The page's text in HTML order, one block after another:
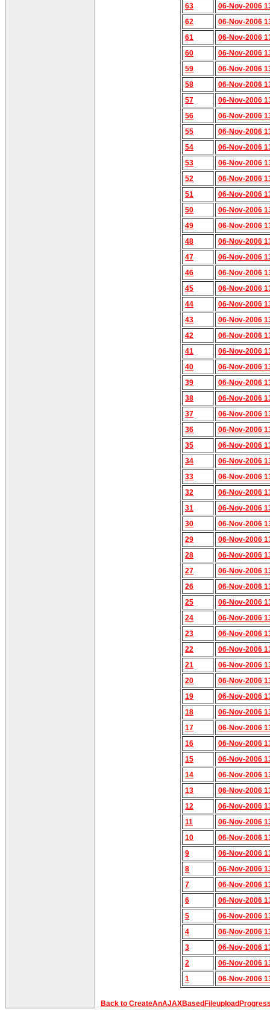
63
06-Nov-2006
62
06-Nov-2006
61
06-Nov-2006
60
06-Nov-2006
59
06-Nov-2006
58
06-Nov-2006
57
06-Nov-2006
56
06-Nov-2006
55
06-Nov-2006
54
06-Nov-2006
53
06-Nov-2006
52
06-Nov-2006
51
06-Nov-2006
50
06-Nov-2006
49
06-Nov-2006
48
06-Nov-2006
47
06-Nov-2006
46
06-Nov-2006
45
06-Nov-2006
44
06-Nov-2006
43
06-Nov-2006
42
06-Nov-2006
41
06-Nov-2006
40
06-Nov-2006
39
06-Nov-2006
38
06-Nov-2006
37
06-Nov-2006
36
06-Nov-2006
35
06-Nov-2006
34
06-Nov-2006
33
06-Nov-2006
32
06-Nov-2006
31
06-Nov-2006
30
06-Nov-2006
29
06-Nov-2006
28
06-Nov-2006
27
06-Nov-2006
26
06-Nov-2006
25
06-Nov-2006
24
06-Nov-2006
23
06-Nov-2006
22
06-Nov-2006
21
06-Nov-2006
20
06-Nov-2006
19
06-Nov-2006
18
06-Nov-2006
17
06-Nov-2006
16
06-Nov-2006
15
06-Nov-2006
14
06-Nov-2006
13
06-Nov-2006
12
06-Nov-2006
11
06-Nov-2006
10
06-Nov-2006
9
06-Nov-2006
8
06-Nov-2006
7
06-Nov-2006
6
06-Nov-2006
5
06-Nov-2006
4
06-Nov-2006
3
06-Nov-2006
2
06-Nov-2006
1
06-Nov-2006
Back to